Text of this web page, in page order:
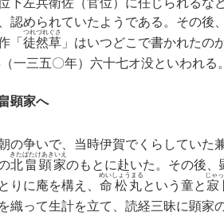
認められていたようである。その後
「 徒然草
つれづれぐさ
」はいつどこで書かれたの
一三五〇年）六十七オ没といわれる。
顕家へ
の争いで、当時伊賀でくらしていた
北畠顕家
きたばたけあきいえ
のもとに赴いた。その後、
りに庵を構え、 命松丸
めいしょうまる
という童と 寂
じゃ
を織って生計を立て、読経三昧に顕家